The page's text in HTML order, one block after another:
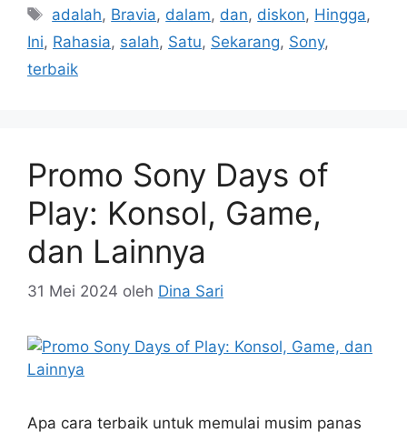
Tag
adalah, Bravia, dalam, dan, diskon, Hingga,
Ini, Rahasia, salah, Satu, Sekarang, Sony,
terbaik
Promo Sony Days of
Play: Konsol, Game,
dan Lainnya
31 Mei 2024 oleh Dina Sari
Apa cara terbaik untuk memulai musim panas